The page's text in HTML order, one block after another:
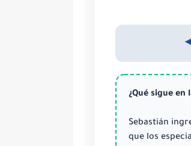
¿Qué sigue en
Sebastián
que los